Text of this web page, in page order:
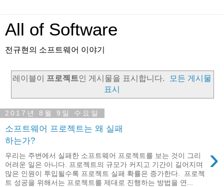
All of Software
전규현의 소프트웨어 이야기
레이블이 프로젝트인 게시물을 표시합니다.
모든 게시물
표시
2017년 8월 9일 수요일
소프트웨어 프로젝트는 왜 실패
하는가?
›
우리는 주변에서 실패한 소프트웨어 프로젝트를 보는 것이 그리
어려운 일은 아니다. 프로젝트의 규모가 커지고 기간이 길어지며
많은 인원이 투입될수록 프로젝트 실패 확률은 증가한다. 프로젝
트 성공을 위해서는 프로젝트를 제대로 진행하는 방법을 연...